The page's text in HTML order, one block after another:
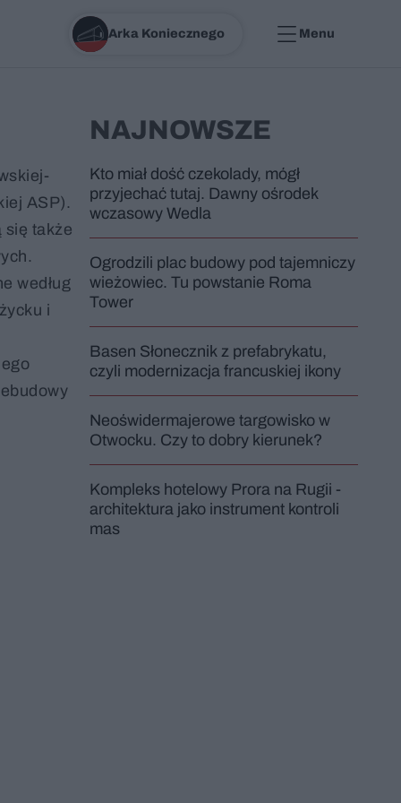
Arka Koniecznego Menu
ASP).
się także
według
i
NAJNOWSZE
Kto miał dość czekolady, mógł
przyjechać tutaj. Dawny ośrodek
wczasowy Wedla
Ogrodzili plac budowy pod tajemniczy
wieżowiec. Tu powstanie Roma
Tower
Basen Słonecznik z prefabrykatu,
czyli modernizacja francuskiej ikony
Neoświdermajerowe targowisko w
Otwocku. Czy to dobry kierunek?
Kompleks hotelowy Prora na Rugii -
architektura jako instrument kontroli
mas